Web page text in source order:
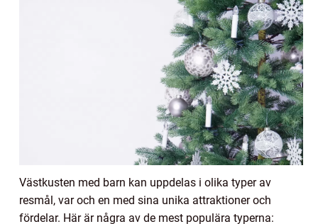
Västkusten med barn kan uppdelas i olika typer av
resmål, var och en med sina unika attraktioner och
fördelar. Här är några av de mest populära typerna: